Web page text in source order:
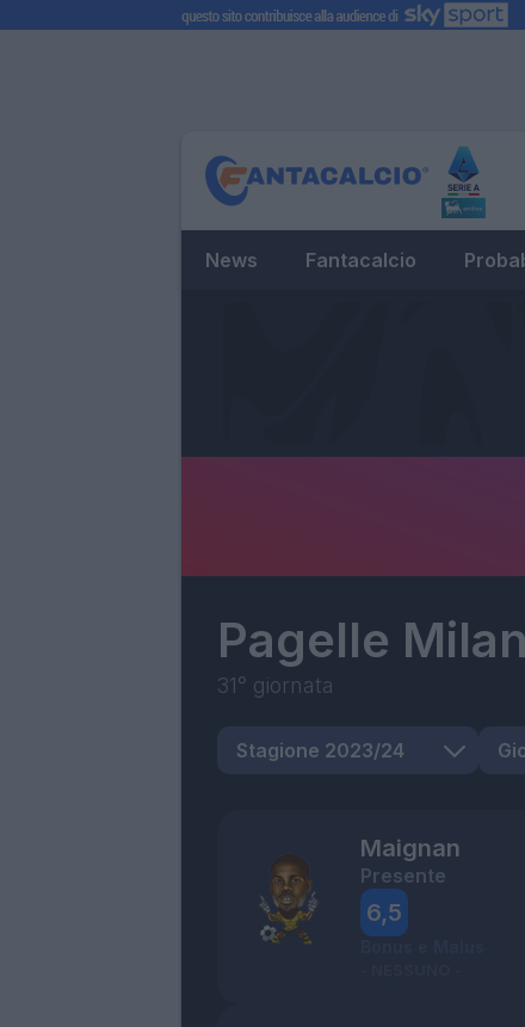
News Fantacalcio
Pagelle Milan
31° giornata
Maignan
Presente
6,5